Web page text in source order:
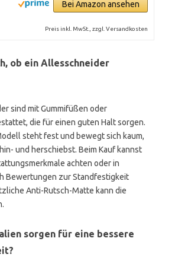
Bei Amazon ansehen
Preis inkl. MwSt., zzgl. Versandkosten
ob ein Allesschneider
sind mit Gummifüßen oder
die für einen guten Halt sorgen.
steht fest und bewegt sich kaum,
und herschiebst. Beim Kauf kannst
achten oder in
Bewertungen zur Standfestigkeit
Anti-Rutsch-Matte kann die
sorgen für eine bessere